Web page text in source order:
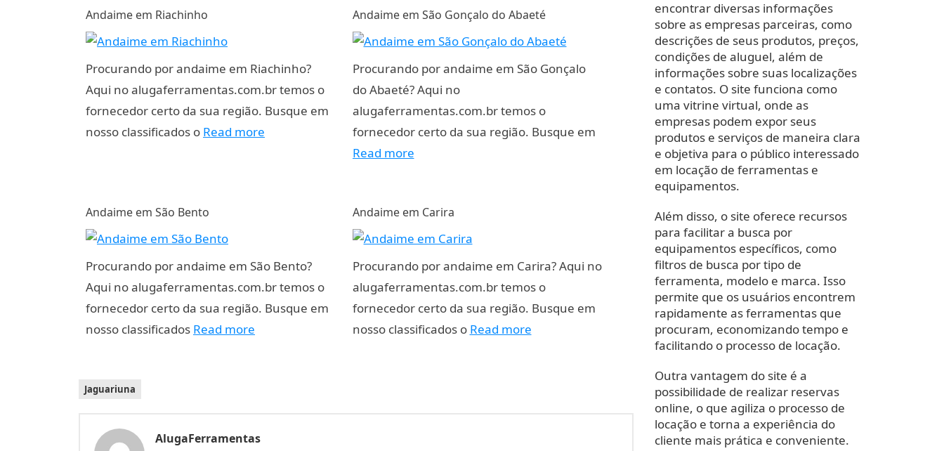
Andaime em Riachinho
Procurando por andaime em Riachinho?
Aqui no alugaferramentas.com.br temos o
fornecedor certo da sua região. Busque em
nosso classificados o Read more
Andaime em São Gonçalo do Abaeté
Procurando por andaime em São Gonçalo
do Abaeté? Aqui no
alugaferramentas.com.br temos o
fornecedor certo da sua região. Busque em
Read more
Andaime em São Bento
Procurando por andaime em São Bento?
Aqui no alugaferramentas.com.br temos o
fornecedor certo da sua região. Busque em
nosso classificados Read more
Andaime em Carira
Procurando por andaime em Carira? Aqui no
alugaferramentas.com.br temos o
fornecedor certo da sua região. Busque em
nosso classificados o Read more
Jaguariuna
AlugaFerramentas
encontrar diversas informações
sobre as empresas parceiras, como
descrições de seus produtos, preços,
condições de aluguel, além de
informações sobre suas localizações
e contatos. O site funciona como
uma vitrine virtual, onde as
empresas podem expor seus
produtos e serviços de maneira clara
e objetiva para o público interessado
em locação de ferramentas e
equipamentos.
Além disso, o site oferece recursos
para facilitar a busca por
equipamentos específicos, como
filtros de busca por tipo de
ferramenta, modelo e marca. Isso
permite que os usuários encontrem
rapidamente as ferramentas que
procuram, economizando tempo e
facilitando o processo de locação.
Outra vantagem do site é a
possibilidade de realizar reservas
online, o que agiliza o processo de
locação e torna a experiência do
cliente mais prática e conveniente.